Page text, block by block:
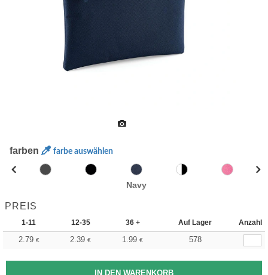
farben farbe auswählen
Navy
PREIS
1-11 12-35 36 + Auf Lager Anzahl
2.79 € 2.39 € 1.99 € 578